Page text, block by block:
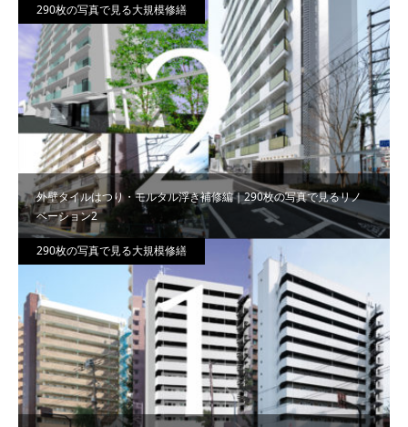
外壁タイルはつり・モルタル浮き補修編｜290枚の写真で見るリノ
ベーション2
290枚の写真で見る大規模修繕
290枚の写真で見る大規模修繕